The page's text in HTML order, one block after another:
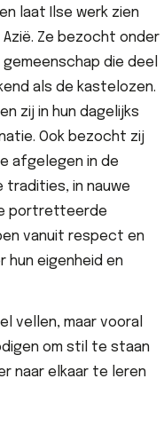
laat Ilse werk zien
Ze bezocht onder
die deel
als de kastelozen.
zij in hun dagelijks
Ook bezocht zij
afgelegen in de
in nauwe
portretteerde
vanuit respect en
hun eigenheid en
vellen, maar vooral
om stil te staan
naar elkaar te leren